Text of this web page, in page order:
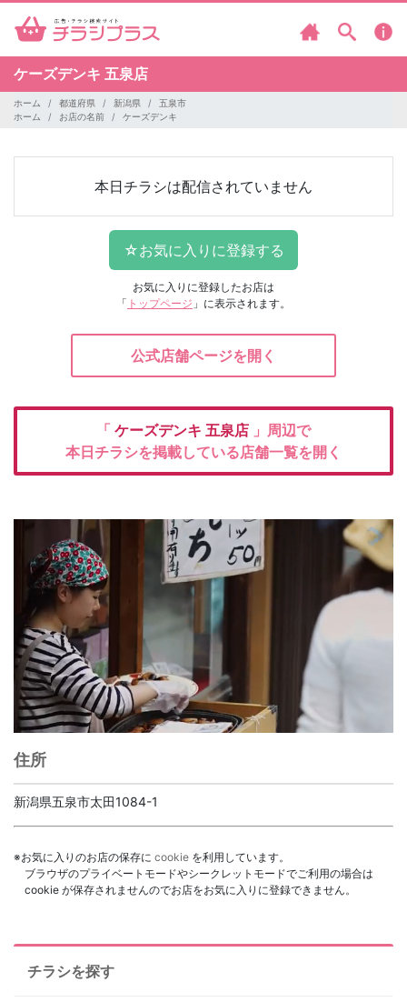
ケーズデンキ 五泉店
ホーム 都道府県 新潟県
五泉市
ホーム
お店の名前 ケーズデンキ
本日チラシは配信されていません
お気に入りに登録したお店は
「 トップページ 」に表示されます。
公式店舗ページを開く
「 ケーズデンキ 五泉店 」周辺で
本日チラシを掲載している店舗一覧を開く
住所
新潟県五泉市太田1084-1
※お気に入りのお店の保存に cookie を利用しています。
ブラウザのプライベートモードやシークレットモードでご利用の場合は
cookie が保存されませんのでお店をお気に入りに登録できません。
チラシを探す